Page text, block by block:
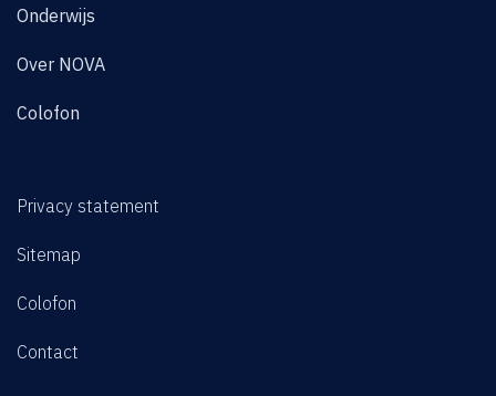
Onderwijs
Over NOVA
Colofon
Privacy statement
Sitemap
Colofon
Contact